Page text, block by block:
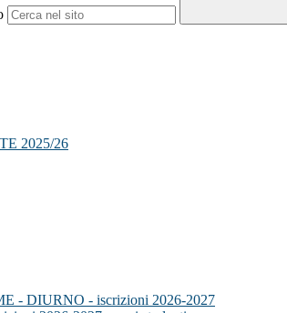
2025/26
- DIURNO - iscrizioni 2026-2027